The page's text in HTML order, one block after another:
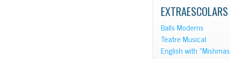
EXTRAESCOLARS
Balls Moderns
Teatre Musical
English with